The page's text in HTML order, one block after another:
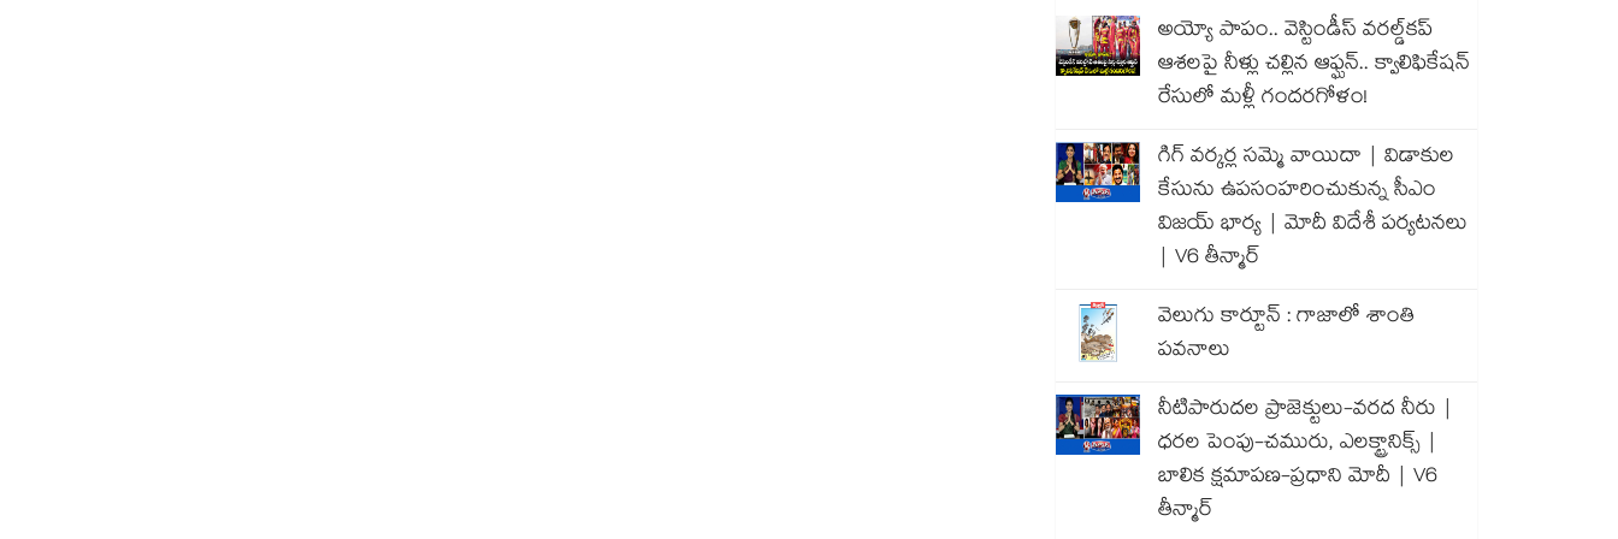
అయ్యో పాపం.. వెస్టిండీస్ వరల్డ్‌కప్
ఆశలపై నీళ్లు చల్లిన ఆఫ్ఘన్.. క్వాలిఫికేషన్
రేసులో మళ్లీ గందరగోళం!
గిగ్ వర్కర్ల సమ్మె వాయిదా | విడాకుల
కేసును ఉపసంహరించుకున్న సీఎం
విజయ్ భార్య | మోదీ విదేశీ పర్యటనలు
| V6 తీన్మార్
వెలుగు కార్టూన్ : గాజాలో శాంతి
పవనాలు
నీటిపారుదల ప్రాజెక్టులు-వరద నీరు |
ధరల పెంపు-చమురు, ఎలక్ట్రానిక్స్ |
బాలిక క్షమాపణ-ప్రధాని మోదీ | V6
తీన్మార్